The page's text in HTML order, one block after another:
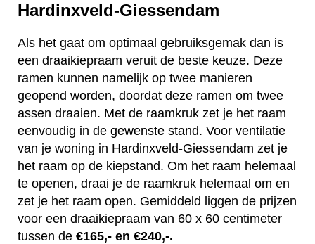
Hardinxveld-Giessendam
Als het gaat om optimaal gebruiksgemak dan is
een draaikiepraam veruit de beste keuze. Deze
ramen kunnen namelijk op twee manieren
geopend worden, doordat deze ramen om twee
assen draaien. Met de raamkruk zet je het raam
eenvoudig in de gewenste stand. Voor ventilatie
van je woning in Hardinxveld-Giessendam zet je
het raam op de kiepstand. Om het raam helemaal
te openen, draai je de raamkruk helemaal om en
zet je het raam open. Gemiddeld liggen de prijzen
voor een draaikiepraam van 60 x 60 centimeter
tussen de €165,- en €240,-.